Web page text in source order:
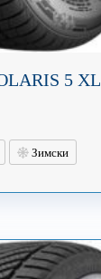
5 XL
Зимски